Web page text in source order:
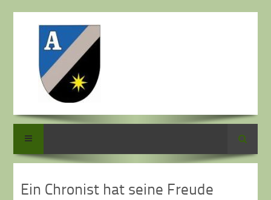
Suche
Ein Chronist hat seine Freude